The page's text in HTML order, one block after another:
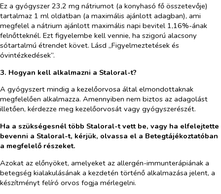
Ez a gyógyszer 23,2 mg nátriumot (a konyhasó fő összetevője)
tartalmaz 1 ml oldatban (a maximális ajánlott adagban), ami
megfelel a nátrium ajánlott maximális napi bevitel 1,16%-ának
felnőtteknél. Ezt figyelembe kell vennie, ha szigorú alacsony
sótartalmú étrendet követ. Lásd „Figyelmeztetések és
óvintézkedések”.
3. Hogyan kell alkalmazni a Staloral-t?
A gyógyszert mindig a kezelőorvosa által elmondottaknak
megfelelően alkalmazza. Amennyiben nem biztos az adagolást
illetően, kérdezze meg kezelőorvosát vagy gyógyszerészét.
Ha a szükségesnél több Staloral-t vett be, vagy ha elfelejtette
bevenni a Staloral-t, kérjük, olvassa el a Betegtájékoztatóban
a megfelelő részeket.
Azokat az előnyöket, amelyeket az allergén-immunterápiának a
betegség kialakulásának a kezdetén történő alkalmazása jelent, a
készítményt felíró orvos fogja mérlegelni.